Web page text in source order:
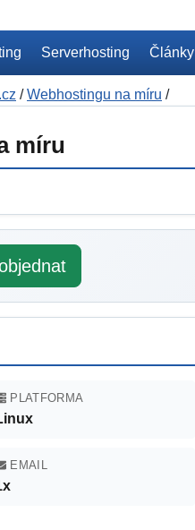
Serverhosting Články
/Webhostingu na míru /
míru
PLATFORMA
EMAIL